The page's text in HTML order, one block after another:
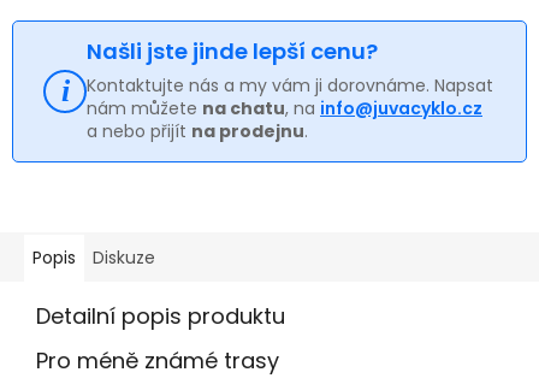
Našli jste jinde lepší cenu?
Kontaktujte nás a my vám ji dorovnáme. Napsat
nám můžete na chatu, na info@juvacyklo.cz
a nebo přijít na prodejnu.
Popis Diskuze
Detailní popis produktu
Pro méně známé trasy